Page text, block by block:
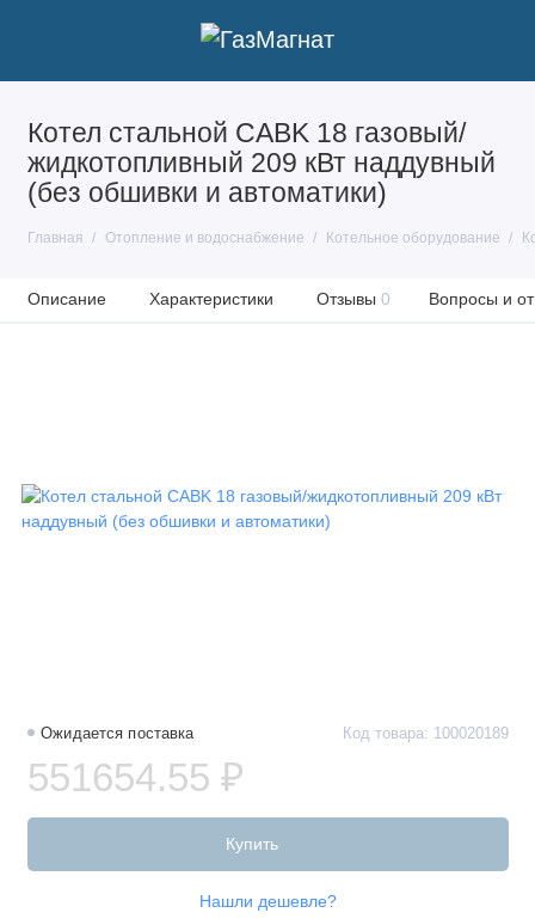
Котел стальной CABK 18 газовый/
жидкотопливный 209 кВт наддувный
(без обшивки и автоматики)
Главная Отопление и водоснабжение Котельное оборудование
Описание Характеристики Отзывы 0 Вопросы и
Ожидается поставка Код товара: 100020189
551654.55 ₽
Купить
Нашли дешевле?